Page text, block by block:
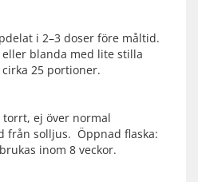
i 2–3 doser före måltid.
blanda med lite stilla
25 portioner.
torrt, ej över normal
från solljus. Öppnad flaska:
inom 8 veckor.